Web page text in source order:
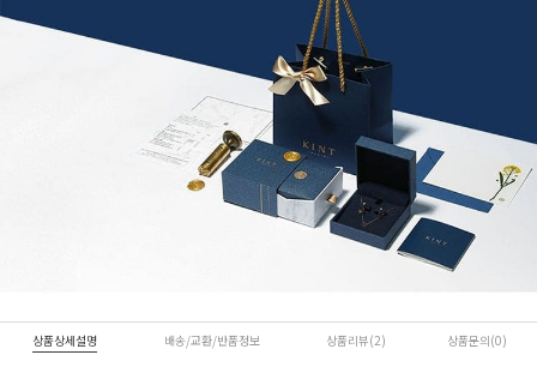
상품상세설명 배송/교환/반품정보 상품리뷰(2) 상품문의(0)